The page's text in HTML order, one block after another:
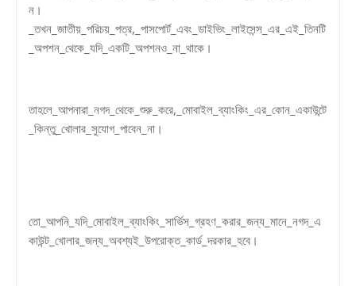
ন।
_তখন_জাতীয়_পরিচয়_পত্র,_পাসপোর্ট_এবং_ডাইভিং_লাইসেন্স_এর_এই_তিনটি
_অপশন_থেকে_যদি_একটি_অপশনও_না_থাকে।
তাহলে_আপনারা_নগদ_থেকে_শুরু_করে,_মোবাইল_ব্যাংকিং_এর_কোন_একাউন্টে
_কিন্তু_খোলার_সুযোগ_পাবেন_না।
তো_আপনি_যদি_মোবাইল_ব্যাংকিং_সার্ভিস_গ্রহণ_করার_জন্য_মানে_নগদ_এ
কাউন্ট_খোলার_জন্য_অবশ্যই_উপরোক্ত_কার্ড_দরকার_হবে।